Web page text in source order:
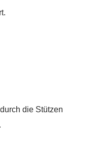
die Stützen